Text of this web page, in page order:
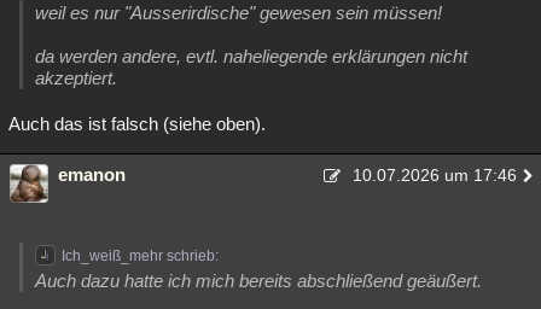
weil es nur "Ausserirdische" gewesen sein müssen!
da werden andere, evtl. naheliegende erklärungen nicht
akzeptiert.
Auch das ist falsch (siehe oben).
emanon 10.07.2026 um 17:46
Ich_weiß_mehr schrieb:
Auch dazu hatte ich mich bereits abschließend geäußert.